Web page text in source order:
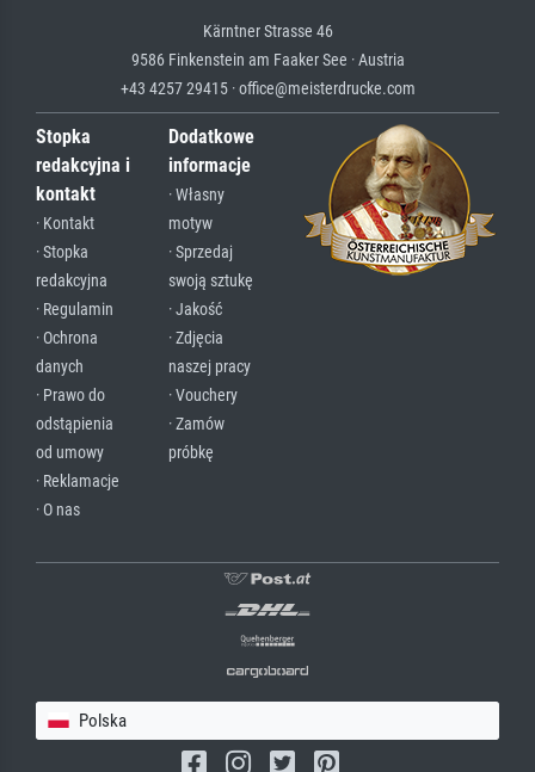
Kärntner Strasse 46
9586 Finkenstein am Faaker See · Austria
+43 4257 29415 · office@meisterdrucke.com
Stopka
redakcyjna i
kontakt
· Kontakt
· Stopka
redakcyjna
· Regulamin
· Ochrona
danych
· Prawo do
odstąpienia
od umowy
· Reklamacje
· O nas
Dodatkowe
informacje
· Własny
motyw
· Sprzedaj
swoją sztukę
· Jakość
· Zdjęcia
naszej pracy
· Vouchery
· Zamów
próbkę
Polska